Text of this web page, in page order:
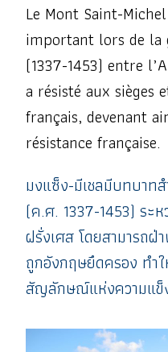
Le Mont Saint-
important lors de la
(1337-1453) entre
a résisté aux sièges
français, devenant
résistance française.
มงแซ็ง-มีเชลมีบทบาท
(ค.ศ. 1337-1453) ระ
ฝรั่งเศส โดยสามารถฝ่
ถูกอังกฤษยึดครอง ทำ
สัญลักษณ์แห่งความแข็